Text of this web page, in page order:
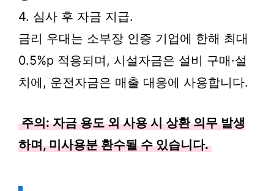
4. 심사 후 자금 지급.
금리 우대는 소부장 인증 기업에 한해 최대
0.5%p 적용되며, 시설자금은 설비 구매·설
치에, 운전자금은 매출 대응에 사용합니다.
주의: 자금 용도 외 사용 시 상환 의무 발생
하며, 미사용분 환수될 수 있습니다.